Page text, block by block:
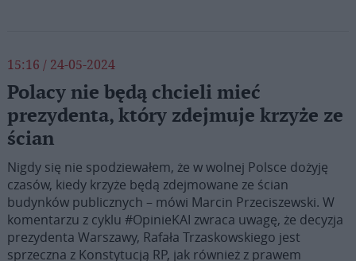
15:16 / 24-05-2024
Polacy nie będą chcieli mieć
prezydenta, który zdejmuje krzyże ze
ścian
Nigdy się nie spodziewałem, że w wolnej Polsce dożyję
czasów, kiedy krzyże będą zdejmowane ze ścian
budynków publicznych – mówi Marcin Przeciszewski. W
komentarzu z cyklu #OpinieKAI zwraca uwagę, że decyzja
prezydenta Warszawy, Rafała Trzaskowskiego jest
sprzeczna z Konstytucją RP, jak również z prawem